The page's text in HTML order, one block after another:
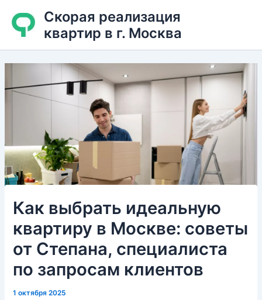
содержимому
Скорая реализация
квартир в г. Москва
Как выбрать идеальную
квартиру в Москве: советы
от Степана, специалиста
по запросам клиентов
1 октября 2025